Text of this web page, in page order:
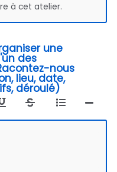
à cet atelier.
une
des
nous
lieu, date,
déroulé)